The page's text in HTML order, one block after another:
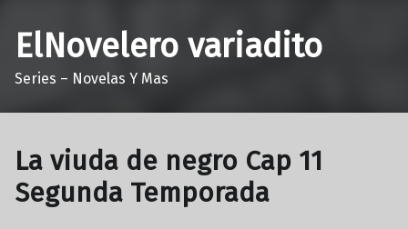
ElNovelero variadito
Series – Novelas Y Mas
La viuda de negro Cap 11
Segunda Temporada